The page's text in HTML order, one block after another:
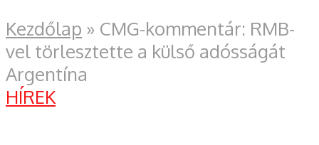
Kezdőlap » CMG-kommentár: RMB-
vel törlesztette a külső adósságát
Argentína
HÍREK